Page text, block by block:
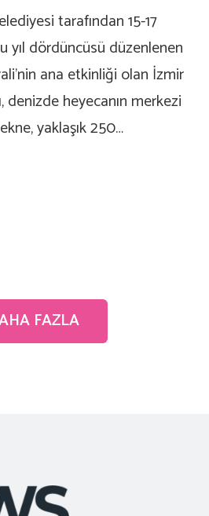
tarafından 15-17
yıl dördüncüsü düzenlenen
ana etkinliği olan İzmir
denizde heyecanın merkezi
yaklaşık 250…
FAZLA